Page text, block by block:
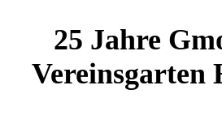
25 Jahre
Vereinsgarten